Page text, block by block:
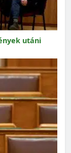
utáni